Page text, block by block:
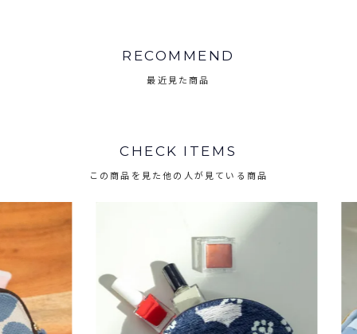
RECOMMEND
最近見た商品
CHECK ITEMS
この商品を見た他の人が見ている商品